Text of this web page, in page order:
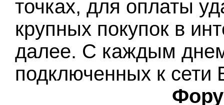
точках, для оплаты
крупных покупок в
далее. С каждым
подключенных к сети